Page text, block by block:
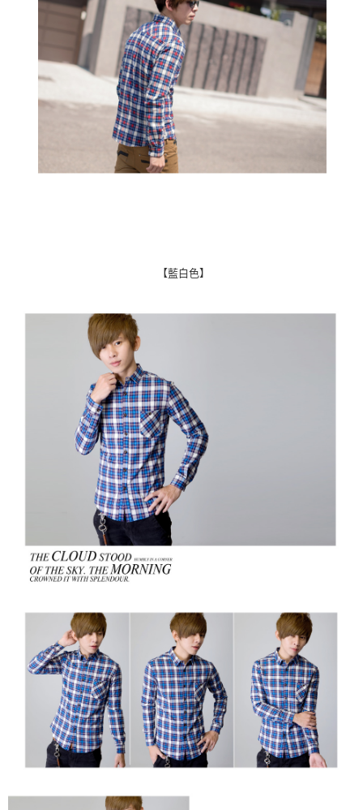
【藍白色】